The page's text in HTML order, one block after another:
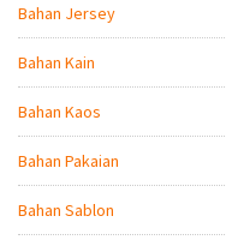
Bahan Jersey
Bahan Kain
Bahan Kaos
Bahan Pakaian
Bahan Sablon